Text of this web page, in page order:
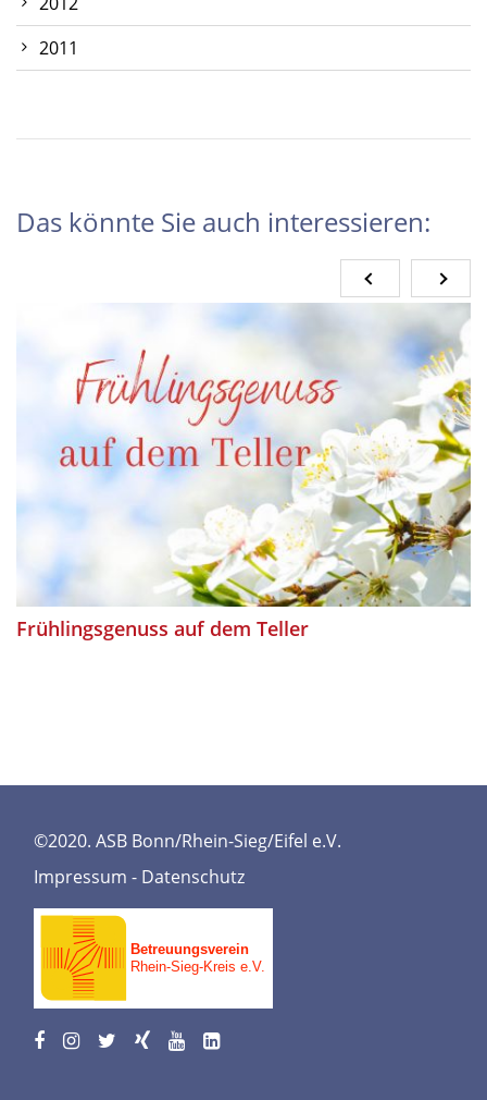
2011
Das könnte Sie auch interessieren:
Frühlingsgenuss auf dem Teller
©2020. ASB Bonn/Rhein-Sieg/Eifel e.V.
Impressum - Datenschutz